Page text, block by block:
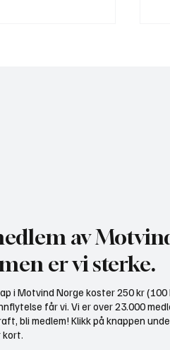
av
er vi sterke.
i Motvind Norge koster 250 kr
får vi. Vi er over 23.000
bli medlem! Klikk på knappen
kort.